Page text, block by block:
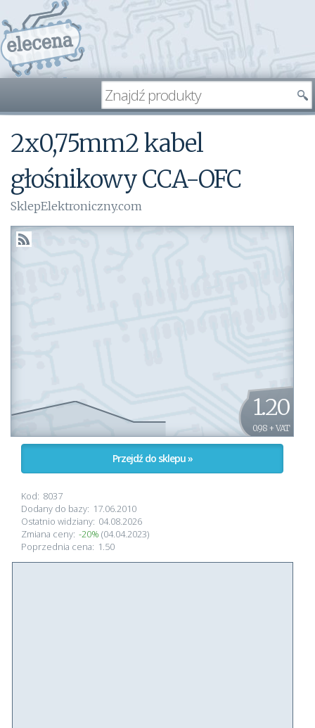
2x0,75mm2 kabel
głośnikowy CCA-OFC
SklepElektroniczny.com
1.20
0.98 + VAT
Przejdź do sklepu »
Kod: 8037
Dodany do bazy: 17.06.2010
Ostatnio widziany: 04.08.2026
Zmiana ceny: -20% (04.04.2023)
Poprzednia cena: 1.50